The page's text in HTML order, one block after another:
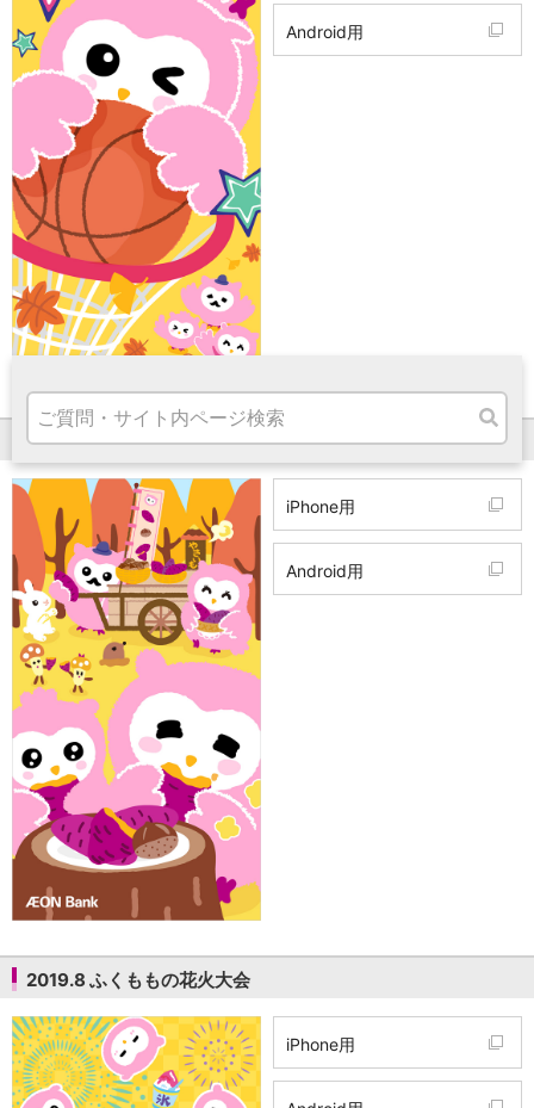
愛媛県
高知県
九州・沖縄
宮崎県
鹿児島県
沖縄県
オンライン相談専用
ATM
ATMサービス
ATM検索
お客さまサポート
タマルWeb
セミナー
安全にご利用いただくために
パンフレット
会社情報
ニュースリリース
法人のお客さま
Android用
2019.9 食欲の秋
iPhone用
Android用
2019.8 ふくももの花火大会
iPhone用